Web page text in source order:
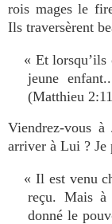
rois mages le
Ils traversèrent
« Et
jeune
(Matthieu
Viendrez-vous
arriver à Lui ?
« Il est venu
reçu. Mais
donné le